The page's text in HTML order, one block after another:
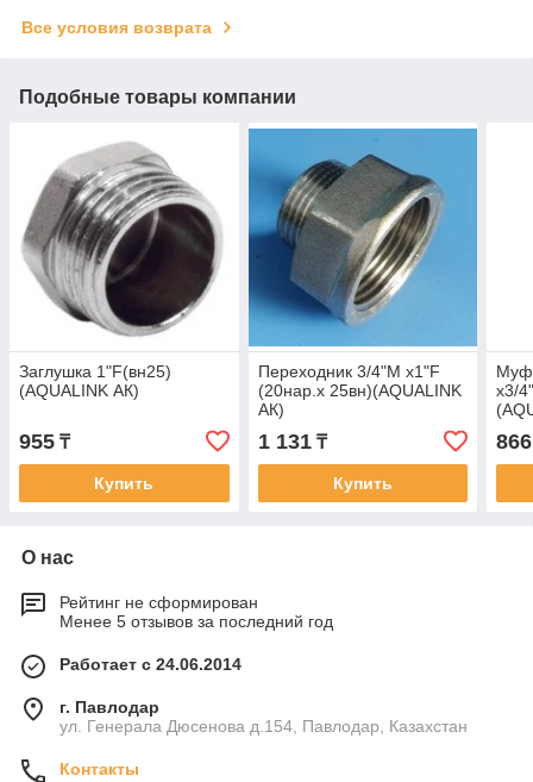
Все условия возврата
Подобные товары компании
Заглушка 1"F(вн25)
(AQUALINK АК)
955 ₸
Купить
Переходник 3/4"М x1"F
(20нар.х 25вн)(AQUALINK
АК)
1 131₸
Купить
x3/
866
О нас
Рейтинг не сформирован
Менее 5 отзывов за последний год
Работает с 24.06.2014
г. Павлодар
ул. Генерала Дюсенова д.154, Павлодар, Казахстан
Контакты